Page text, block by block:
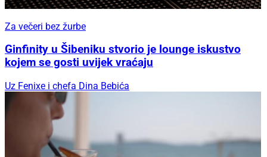
Za večeri bez žurbe
Ginfinity u Šibeniku stvorio je lounge iskustvo
kojem se gosti uvijek vraćaju
Uz Fenixe i chefa Dina Bebića